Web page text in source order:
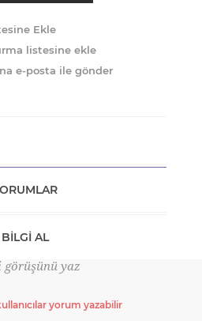
BILGI AL
görüşünü yaz
yorum yazabilir